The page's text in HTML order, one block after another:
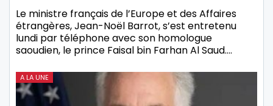
Le ministre français de l’Europe et des Affaires
étrangères, Jean-Noël Barrot, s’est entretenu
lundi par téléphone avec son homologue
saoudien, le prince Faisal bin Farhan Al Saud.…
A LA UNE